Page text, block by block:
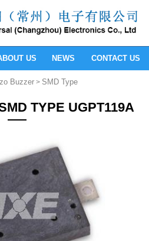
US NEWS CONTACT US
Buzzer> SMD Type
TYPE UGPT119A